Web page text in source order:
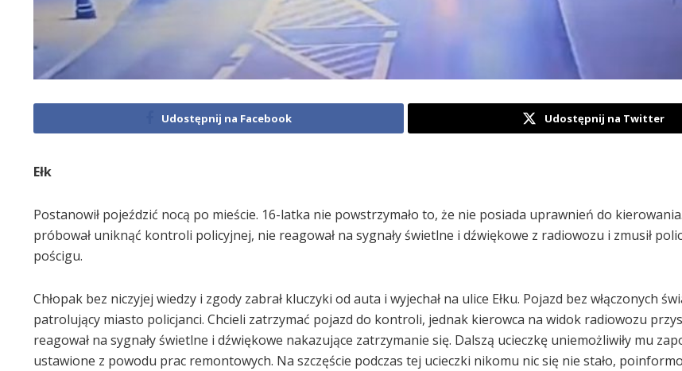
Udostępnij na Facebook Udostępnij na Twitter
Ełk
Postanowił pojeździć nocą po mieście. 16-latka nie powstrzymało to, że nie posiada uprawnień do
próbował uniknąć kontroli policyjnej, nie reagował na sygnały świetlne i dźwiękowe z radiowozu i zmusił
pościgu.
Chłopak bez niczyjej wiedzy i zgody zabrał kluczyki od auta i wyjechał na ulice Ełku. Pojazd bez włączonych
patrolujący miasto policjanci. Chcieli zatrzymać pojazd do kontroli, jednak kierowca na widok radiowozu
reagował na sygnały świetlne i dźwiękowe nakazujące zatrzymanie się. Dalszą ucieczkę uniemożliwiły mu
ustawione z powodu prac remontowych. Na szczęście podczas tej ucieczki nikomu nic się nie stało,